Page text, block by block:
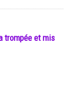
trompée et mis